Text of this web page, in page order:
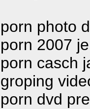
porn photo
porn 2007
porn casch
groping
porn dvd